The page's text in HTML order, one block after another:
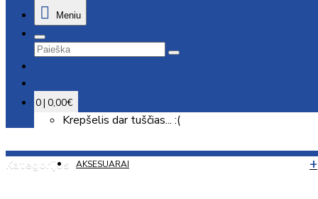
Meniu
0 | 0,00€
Krepšelis dar tuščias... :(
Kategorijos AKSESUARAI